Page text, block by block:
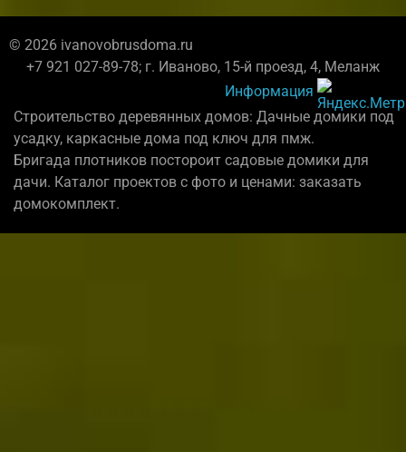
© 2026 ivanovobrusdoma.ru
+7 921 027-89-78; г. Иваново, 15-й проезд, 4, Меланж
Информация
Строительство деревянных домов: Дачные домики под
усадку, каркасные дома под ключ для пмж.
Бригада плотников постороит садовые домики для
дачи. Каталог проектов с фото и ценами: заказать
домокомплект.